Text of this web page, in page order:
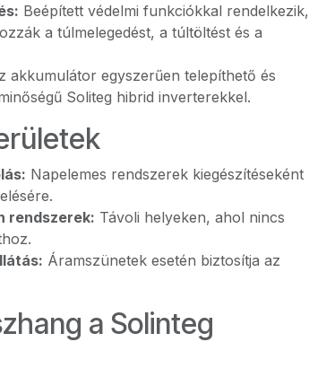
Beépített védelmi funkciókkal rendelkezik,
a túlmelegedést, a túltöltést és a
akkumulátor egyszerűen telepíthető és
Soliteg hibrid inverterekkel.
Napelemes rendszerek kiegészítéseként
rendszerek: Távoli helyeken, ahol nincs
Áramszünetek esetén biztosítja az
a Solinteg